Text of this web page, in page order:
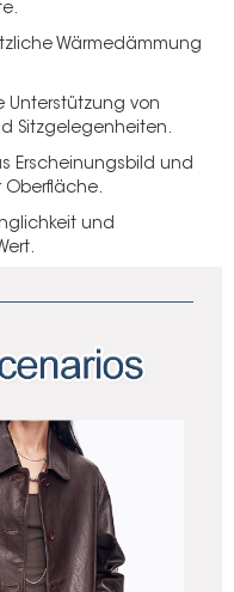
.
Wärmedämmung
Unterstützung von
Sitzgelegenheiten.
Erscheinungsbild und
Oberfläche.
und